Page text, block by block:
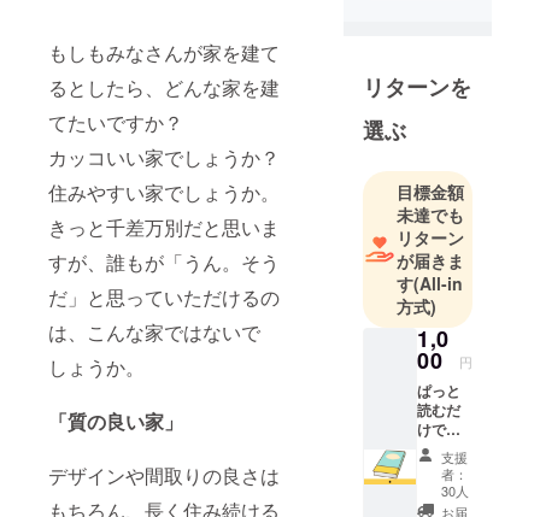
もしもみなさんが家を建て
るとしたら、どんな家を建
てたいですか？
カッコいい家でしょうか？
住みやすい家でしょうか。
きっと千差万別だと思いま
すが、誰もが「うん。そう
だ」と思っていただけるの
は、こんな家ではないで
しょうか。
「質の良い家」
デザインや間取りの良さは
もちろん、長く住み続ける
代表
建設業に携
わる事38年
公共工事
（県営住
宅・コミュ
ニティーセ
ンター・小
学校改修工
事）や民間
プロジェ
クト（保育
園・オフィ
スビル・社
屋・試験
場）など多
リターンを
選ぶ
目標金額
未達でも
リターン
が届きま
す(All-in
方式)
1,0
00 円
ぱっと
読むだ
けで、
家作り
に必要
な知識
を得ら
支援
者：
30人
お届